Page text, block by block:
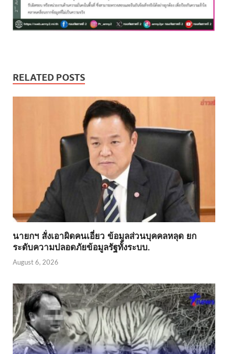
RELATED POSTS
นายกฯ สั่งเอาผิดคนเอี่ยว ข้อมูลส่วนบุคคลหลุด ยก
ระดับความปลอดภัยข้อมูลรัฐทั้งระบบ.
August 6, 2026